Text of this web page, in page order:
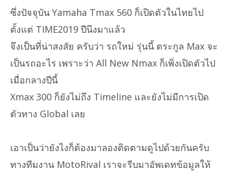
ซึ่งปัจจุบัน Yamaha Tmax 560 ก็เปิดตัวในไทยไป
ตั้งแต่ TIME2019 ปีนึงมาแล้ว
จึงเป็นที่น่าสงสัย ครับว่า รถใหม่ รุ่นนี้ ตระกูล Max จะ
เป็นรถอะไร เพราะว่า All New Nmax ก็เพิ่งเปิดตัวไป
เมื่อกลางปีนี้
Xmax 300 ก็ยังไม่ถึง Timeline และยังไม่มีการเปิด
ตัวทาง Global เลย
เอาเป็นว่ายังไงก็ต้องมาลองติดตามดูไปด้วยกันครับ
ทางทีมงาน MotoRival เราจะรีบมาอัพเดทข้อมูลให้